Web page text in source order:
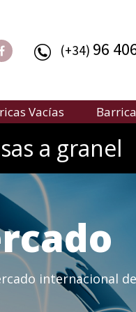
(+34) 96
Vacías
a granel
internacional